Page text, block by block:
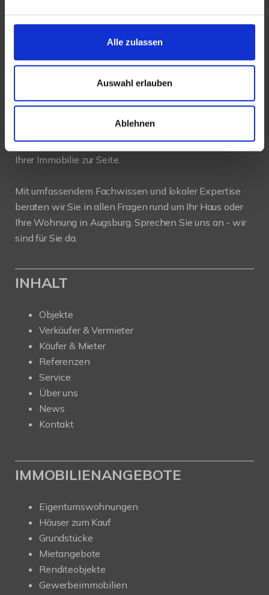
Alle zulassen
Auswahl erlauben
Ablehnen
info@mli24.de
PROFIL
Immobilienmakler in Augsburg
stehen wir Ihnen beim Verkauf und bei der Vermietung
Ihrer Immobilie zur Seite.
Mit umfassendem Fachwissen und lokaler Expertise
beraten wir Sie in allen Fragen rund um Ihr Haus oder
Ihre Wohnung in Augsburg. Sprechen Sie uns an - wir
sind für Sie da.
INHALT
Objekte
Verkäufer & Vermieter
Käufer & Mieter
Referenzen
Service
Über uns
News
Kontakt
IMMOBILIENANGEBOTE
Eigentumswohnungen
Häuser zum Kauf
Grundstücke
Mietangebote
Renditeobjekte
Gewerbeimmobilien